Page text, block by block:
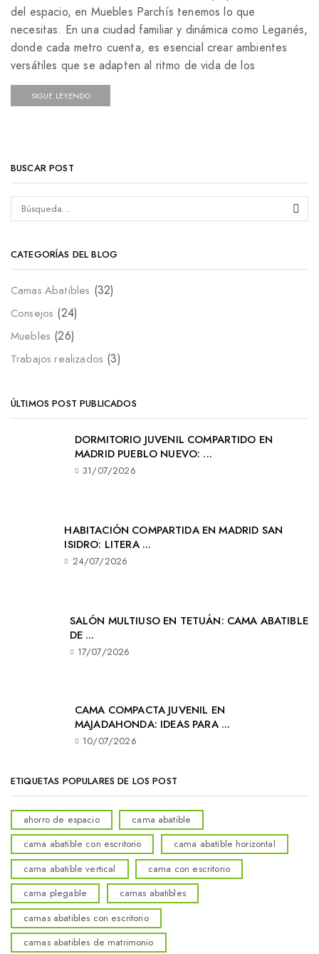
del espacio, en Muebles Parchís tenemos lo que
necesitas. En una ciudad familiar y dinámica como Leganés,
donde cada metro cuenta, es esencial crear ambientes
versátiles que se adapten al ritmo de vida de los
SIGUE LEYENDO
BUSCAR POST
CATEGORÍAS DEL BLOG
Camas Abatibles (32)
Consejos (24)
Muebles (26)
Trabajos realizados (3)
ÚLTIMOS POST PUBLICADOS
DORMITORIO JUVENIL COMPARTIDO EN
MADRID PUEBLO NUEVO: ...
31/07/2026
HABITACIÓN COMPARTIDA EN MADRID SAN
ISIDRO: LITERA ...
24/07/2026
SALÓN MULTIUSO EN TETUÁN: CAMA ABATIBLE
DE ...
17/07/2026
CAMA COMPACTA JUVENIL EN
MAJADAHONDA: IDEAS PARA ...
10/07/2026
ETIQUETAS POPULARES DE LOS POST
ahorro de espacio
cama abatible
cama abatible con escritorio
cama abatible horizontal
cama abatible vertical
cama con escritorio
cama plegable
camas abatibles
camas abatibles con escritorio
camas abatibles de matrimonio